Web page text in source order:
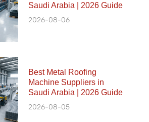
Saudi Arabia | 2026 Guide
2026-08-06
Best Metal Roofing
Machine Suppliers in
Saudi Arabia | 2026 Guide
2026-08-05